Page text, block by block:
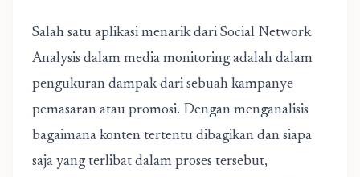
Salah satu aplikasi menarik dari Social Network
Analysis dalam media monitoring adalah dalam
pengukuran dampak dari sebuah kampanye
pemasaran atau promosi. Dengan menganalisis
bagaimana konten tertentu dibagikan dan siapa
saja yang terlibat dalam proses tersebut,